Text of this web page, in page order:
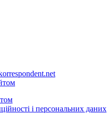
і персональних даних